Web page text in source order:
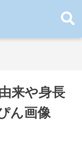
来や身長
ん画像